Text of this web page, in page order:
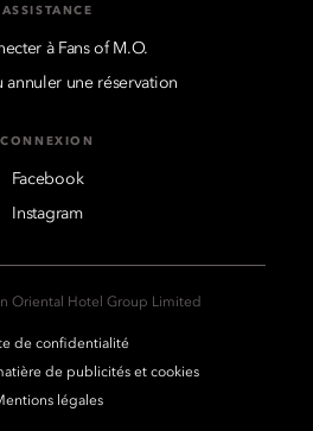
ASSISTANCE
à Fans of M.O.
annuler une réservation
CONNEXION
Facebook
Instagram
Oriental Hotel Group Limited
de confidentialité
de publicités et cookies
légales